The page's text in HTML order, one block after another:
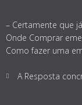
– Certamente que
Onde Comprar
Como fazer uma
A Resposta